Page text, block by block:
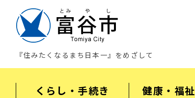
『住みたくなるまち日本一』をめざして
くらし・手続き 健康・福祉